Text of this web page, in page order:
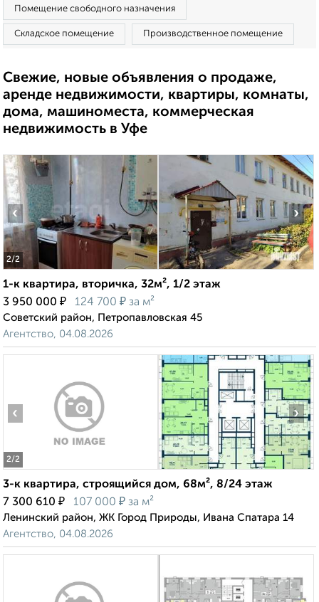
Помещение свободного назначения
Складское помещение Производственное помещение
Свежие, новые объявления о продаже,
аренде недвижимости, квартиры, комнаты,
дома, машиноместа, коммерческая
недвижимость в Уфе
2/2
‹ ›
1-к квартира, вторичка, 32м², 1/2 этаж
3 950 000 ₽ 124 700 ₽ за м²
Советский район, Петропавловская 45
Агентство, 04.08.2026
2/2
‹ ›
3-к квартира, строящийся дом, 68м², 8/24 этаж
7 300 610 ₽ 107 000 ₽ за м²
Ленинский район, ЖК Город Природы, Ивана Спатара 14
Агентство, 04.08.2026